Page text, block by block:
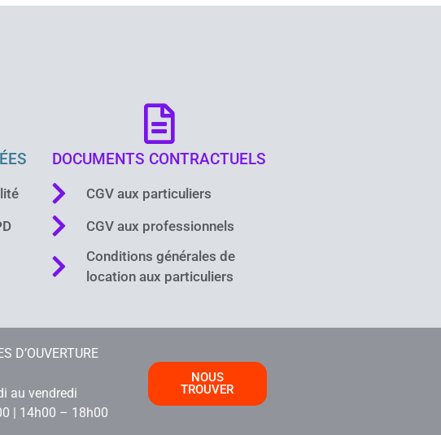
DOCUMENTS CONTRACTUELS
CGV aux particuliers
CGV aux professionnels
Conditions générales de
location aux particuliers
D’OUVERTURE
au vendredi
| 14h00 – 18h00
NOUS
TROUVER